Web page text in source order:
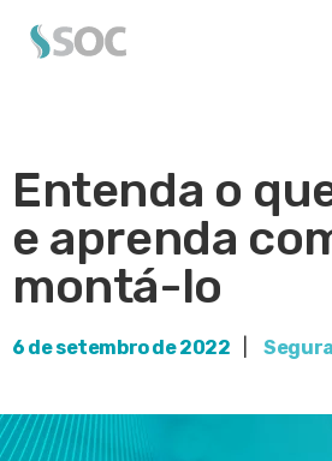
Entenda o
e aprenda
montá-lo
6 de setembro de 2022